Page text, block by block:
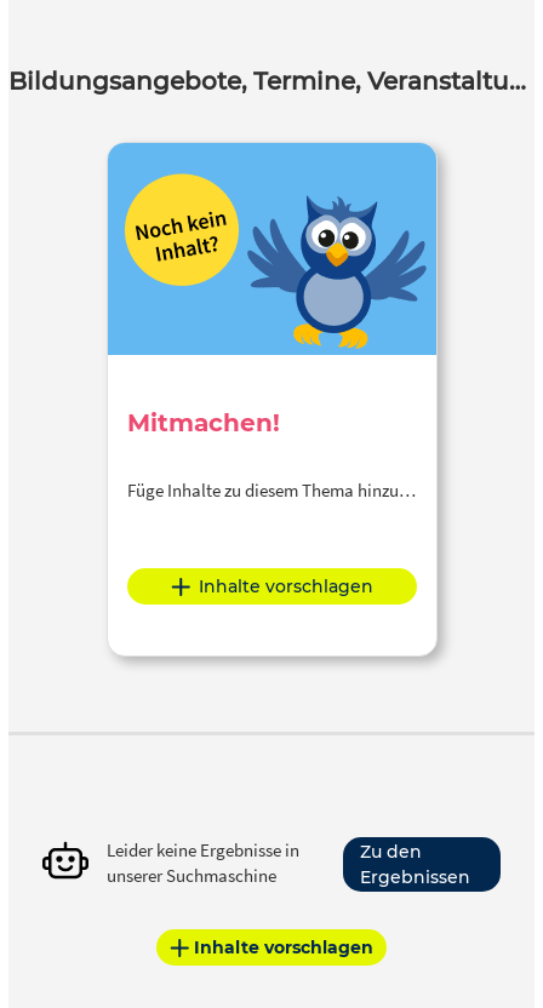
Bildungsangebote, Termine, Veranstaltungen
Mitmachen!
Füge Inhalte zu diesem Thema hinzu…
Inhalte vorschlagen
Leider keine Ergebnisse in
unserer Suchmaschine
Zu den
Ergebnissen
Inhalte vorschlagen